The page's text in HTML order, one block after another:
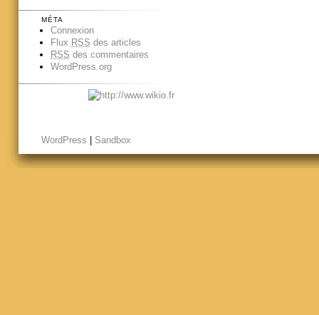
MÉTA
Connexion
Flux RSS des articles
RSS des commentaires
WordPress.org
WordPress Sandbox